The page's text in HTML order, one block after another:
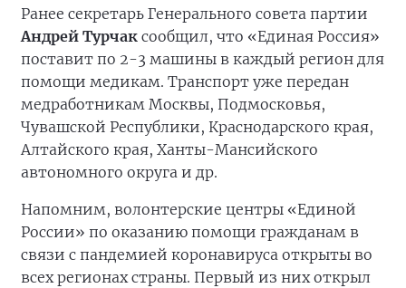
Ранее секретарь Генерального совета партии
Андрей Турчак сообщил, что «Единая Россия»
поставит по 2-3 машины в каждый регион для
помощи медикам. Транспорт уже передан
медработникам Москвы, Подмосковья,
Чувашской Республики, Краснодарского края,
Алтайского края, Ханты-Мансийского
автономного округа и др.
Напомним, волонтерские центры «Единой
России» по оказанию помощи гражданам в
связи с пандемией коронавируса открыты во
всех регионах страны. Первый из них открыл